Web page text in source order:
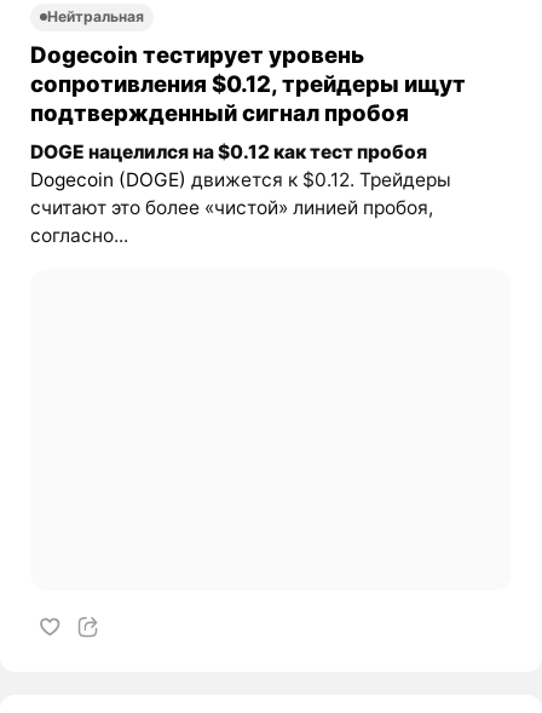
Нейтральная
Dogecoin тестирует уровень
сопротивления $0.12, трейдеры ищут
подтвержденный сигнал пробоя
DOGE нацелился на $0.12 как тест пробоя
Dogecoin (DOGE) движется к $0.12. Трейдеры
считают это более «чистой» линией пробоя,
согласно...